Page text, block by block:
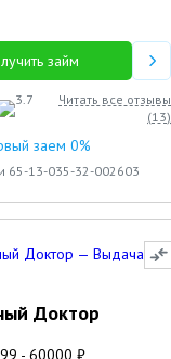
займ
3.7
Читать все отзывы
(13)
заем 0%
65-13-035-32-002603
Доктор
- 60000 ₽